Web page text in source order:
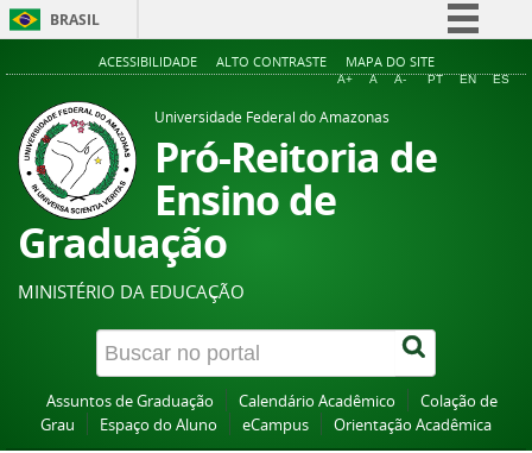
BRASIL
Simplifique!
Acesso à informação
ACESSIBILIDADE ALTO CONTRASTE MAPA DO SITE
A+ A A- PT EN ES
Universidade Federal do Amazonas
Pró-Reitoria de
Ensino de
Graduação
MINISTÉRIO DA EDUCAÇÃO
Assuntos de Graduação Calendário Acadêmico
Colação de
Grau
Espaço do Aluno eCampus Orientação Acadêmica